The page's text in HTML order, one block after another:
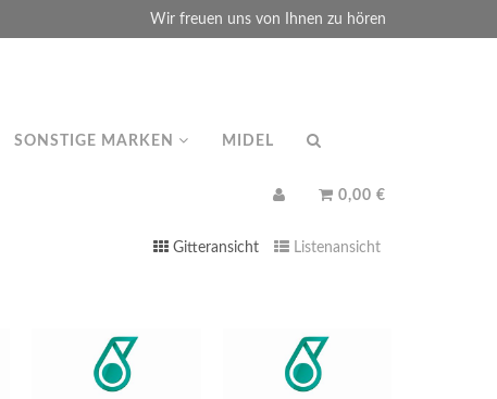
Wir freuen uns von Ihnen zu hören
SONSTIGE MARKEN MIDEL
0,00 €
Gitteransicht Listenansicht